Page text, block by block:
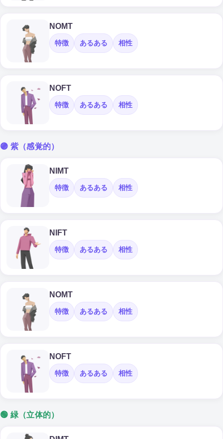
NOMT
特徴 あるある 相性
NOFT
特徴 あるある 相性
🟣 紫（感覚的）
NIMT
特徴 あるある 相性
NIFT
特徴 あるある 相性
NOMT
特徴 あるある 相性
NOFT
特徴 あるある 相性
🟢 緑（立体的）